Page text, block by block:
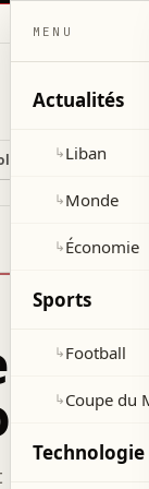
et sciences
suit
à
MENU
Actualités
↳Liban
↳Monde
↳Économie
Sports
↳Football
↳Coupe du
Technologie